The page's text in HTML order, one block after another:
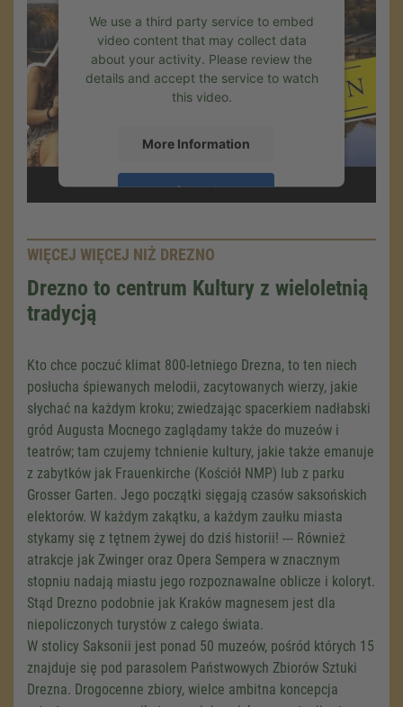
We use a third party service to embed
video content that may collect data
about your activity. Please review the
details and accept the service to watch
this video.
More Information
Accept
Management.eRecht24
WIĘCEJ WIĘCEJ NIŻ DREZNO
Drezno to centrum Kultury z wieloletnią
tradycją
Kto chce poczuć klimat 800-letniego Drezna, to ten niech
posłucha śpiewanych melodii, zacytowanych wierzy, jakie
słychać na każdym kroku; zwiedzając spacerkiem nadłabski
gród Augusta Mocnego zaglądamy także do muzeów i
teatrów; tam czujemy tchnienie kultury, jakie także emanuje
z zabytków jak Frauenkirche (Kościół NMP) lub z parku
Grosser Garten. Jego początki sięgają czasów saksońskich
elektorów. W każdym zakątku, a każdym zaułku miasta
stykamy się z tętnem żywej do dziś historii! --- Również
atrakcje jak Zwinger oraz Opera Sempera w znacznym
stopniu nadają miastu jego rozpoznawalne oblicze i koloryt.
Stąd Drezno podobnie jak Kraków magnesem jest dla
niepoliczonych turystów z całego świata.
W stolicy Saksonii jest ponad 50 muzeów, pośród których 15
znajduje się pod parasolem Państwowych Zbiorów Sztuki
Drezna. Drogocenne zbiory, wielce ambitna koncepcja